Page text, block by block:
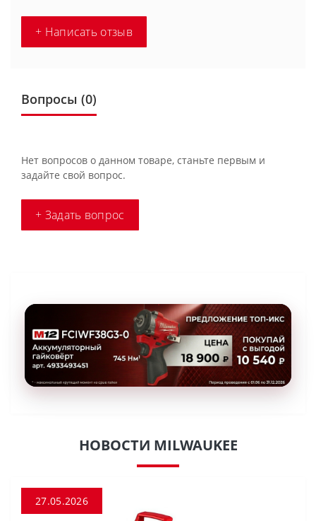
+ Написать отзыв
Вопросы (0)
Нет вопросов о данном товаре, станьте первым и
задайте свой вопрос.
+ Задать вопрос
НОВОСТИ MILWAUKEE
27.05.2026